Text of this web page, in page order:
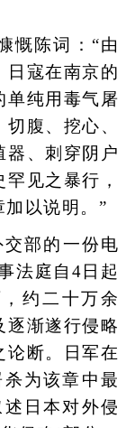
陈词：“由
日寇在南京的
单纯用毒气屠
腹、挖心、
器、刺穿阴户
见之暴行，
以说明。”
部的一份电
法庭自4日起
约二十万余
逐渐遂行侵略
论断。日军在
为该章中最
日本对外侵